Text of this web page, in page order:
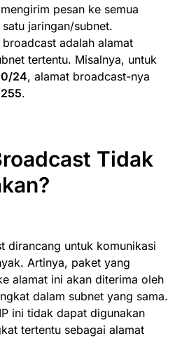
pesan ke semua
jaringan/subnet.
adalah alamat
tertentu. Misalnya, untuk
24, alamat broadcast-nya
.
Tidak
dirancang untuk komunikasi
Artinya, paket yang
alamat ini akan diterima oleh
dalam subnet yang sama.
ini tidak dapat digunakan
tertentu sebagai alamat